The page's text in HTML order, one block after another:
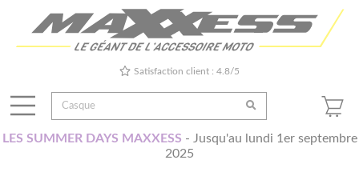
Satisfaction client : 4.8/5
LES SUMMER DAYS MAXXESS - Jusqu'au lundi 1er septembre
2025